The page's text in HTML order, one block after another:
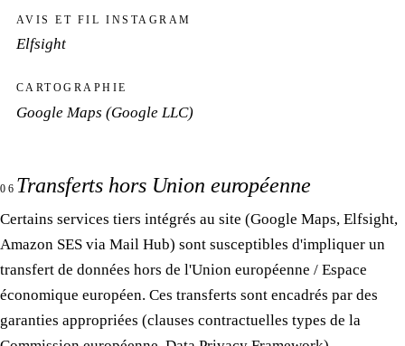
AVIS ET FIL INSTAGRAM
Elfsight
CARTOGRAPHIE
Google Maps (Google LLC)
06 Transferts hors Union européenne
Certains services tiers intégrés au site (Google Maps, Elfsight,
Amazon SES via Mail Hub) sont susceptibles d'impliquer un
transfert de données hors de l'Union européenne / Espace
économique européen. Ces transferts sont encadrés par des
garanties appropriées (clauses contractuelles types de la